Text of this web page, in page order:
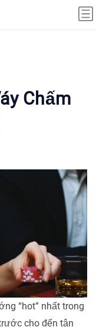
Chấm
“hot” nhất trong
cho đến tận